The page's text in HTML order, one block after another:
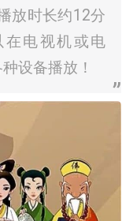
放时长约12分
电视机或电
设备播放！